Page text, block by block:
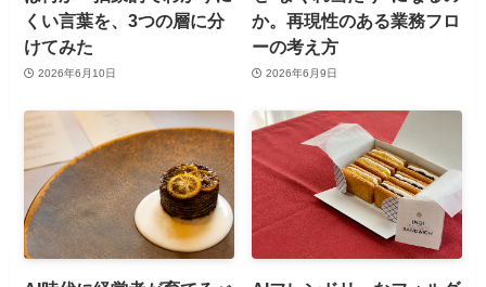
くい言葉を、3つの層に分
けてみた
2026年6月10日
か。再現性のある業務フロ
ーの考え方
2026年6月9日